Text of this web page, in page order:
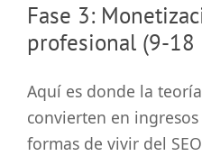
Fase 3:
profesional (9-18
Aquí es donde la
convierten en
formas de vivir del